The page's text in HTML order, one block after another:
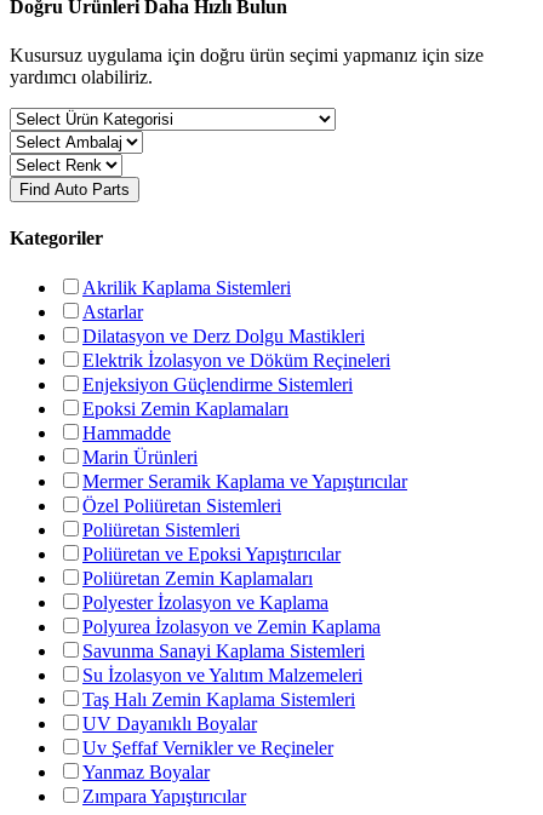
Doğru Ürünleri Daha Hızlı Bulun
Kusursuz uygulama için doğru ürün seçimi yapmanız için size
yardımcı olabiliriz.
Find Auto Parts
Kategoriler
Akrilik Kaplama Sistemleri
Astarlar
Dilatasyon ve Derz Dolgu Mastikleri
Elektrik İzolasyon ve Döküm Reçineleri
Enjeksiyon Güçlendirme Sistemleri
Epoksi Zemin Kaplamaları
Hammadde
Marin Ürünleri
Mermer Seramik Kaplama ve Yapıştırıcılar
Özel Poliüretan Sistemleri
Poliüretan Sistemleri
Poliüretan ve Epoksi Yapıştırıcılar
Poliüretan Zemin Kaplamaları
Polyester İzolasyon ve Kaplama
Polyurea İzolasyon ve Zemin Kaplama
Savunma Sanayi Kaplama Sistemleri
Su İzolasyon ve Yalıtım Malzemeleri
Taş Halı Zemin Kaplama Sistemleri
UV Dayanıklı Boyalar
Uv Şeffaf Vernikler ve Reçineler
Yanmaz Boyalar
Zımpara Yapıştırıcılar